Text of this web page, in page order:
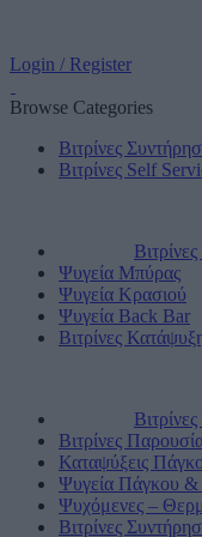
Login / Register
Browse Categories
Βιτρίνες
Βιτρίνες Self
Ψυγεία Μπύρας
Ψυγεία Κρασιού
Ψυγεία Back Bar
Βιτρίνες
Βιτρίνες
Καταψύξεις
Ψυγεία Πάγκου
Ψυχόμενες –
Βιτρίνες